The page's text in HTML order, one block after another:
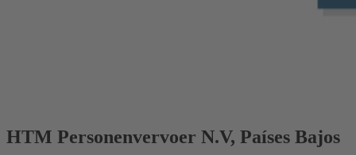
HTM Personenvervoer N.V, Países Bajos